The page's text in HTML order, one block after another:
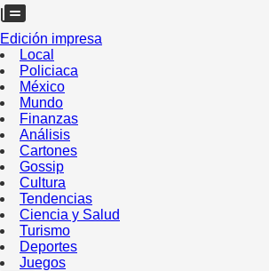
Edición impresa
Local
Policiaca
México
Mundo
Finanzas
Análisis
Cartones
Gossip
Cultura
Tendencias
Ciencia y Salud
Turismo
Deportes
Juegos